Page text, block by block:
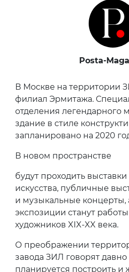
Posta-
В Москве на территории
филиал Эрмитажа.
отделения легендарного
здание в стиле
запланировано на 2020
В новом пространстве
будут проходить
искусства, публичные
и музыкальные концерты,
экспозиции станут
художников XIX-XX века.
О преображении
завода ЗИЛ говорят
планируется построить и